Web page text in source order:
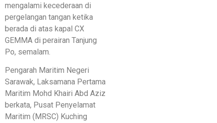
mengalami kecederaan di
pergelangan tangan ketika
berada di atas kapal CX
GEMMA di perairan Tanjung
Po, semalam.
Pengarah Maritim Negeri
Sarawak, Laksamana Pertama
Maritim Mohd Khairi Abd Aziz
berkata, Pusat Penyelamat
Maritim (MRSC) Kuching